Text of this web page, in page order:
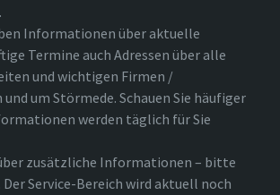
Informationen über aktuelle
Termine auch Adressen über alle
und wichtigen Firmen /
um Störmede. Schauen Sie häufiger
werden täglich für Sie
zusätzliche Informationen – bitte
Service-Bereich wird aktuell noch